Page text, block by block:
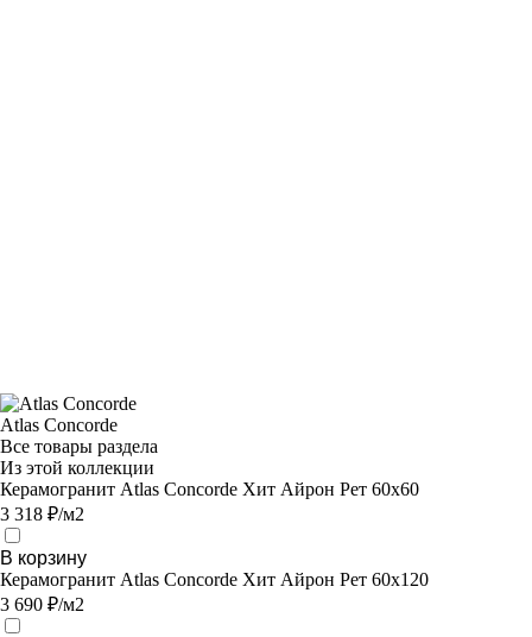
Atlas Concorde
Все товары раздела
Из этой коллекции
Керамогранит Atlas Concorde Хит Айрон Рет 60х60
3 318 ₽/м2
В корзину
Керамогранит Atlas Concorde Хит Айрон Рет 60x120
3 690 ₽/м2